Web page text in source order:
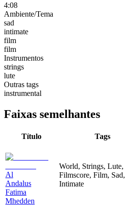
4:08
Ambiente/Tema
sad
intimate
film
film
Instrumentos
strings
lute
Outras tags
instrumental
Faixas semelhantes
Título Tags
Al
Andalus
Fatima
Mhedden
World, Strings, Lute,
Filmscore, Film, Sad,
Intimate